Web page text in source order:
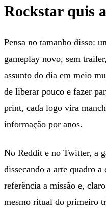
Rockstar quis
Pensa no tamanho disso:
gameplay novo, sem
assunto do dia em meio
de liberar pouco e fazer
print, cada logo vira
informação por anos.
No Reddit e no Twitter, a
dissecando a arte quadro
referência a missão e,
mesmo ritual do primeiro